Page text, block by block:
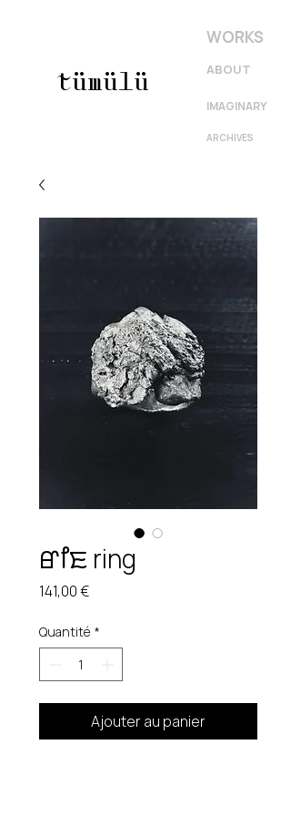
WORKS
tümülü
ARCHIVES
IMAGINARY
ABOUT
ꯔꯤꯐ ring
141,00 €
Quantité *
Ajouter au panier